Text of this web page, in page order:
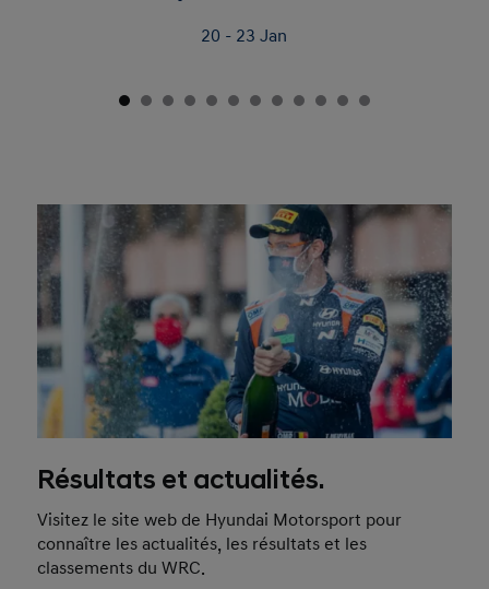
20 - 23 Jan
Résultats et actualités.
Visitez le site web de Hyundai Motorsport pour
connaître les actualités, les résultats et les
classements du WRC.